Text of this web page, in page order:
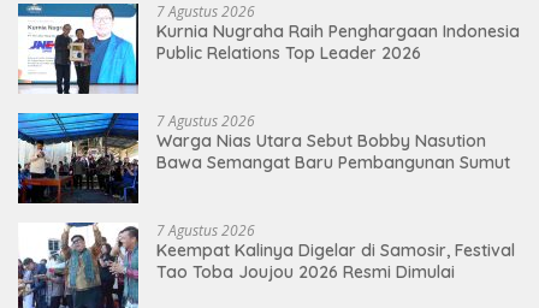
7 Agustus 2026
Kurnia Nugraha Raih Penghargaan Indonesia
Public Relations Top Leader 2026
7 Agustus 2026
Warga Nias Utara Sebut Bobby Nasution
Bawa Semangat Baru Pembangunan Sumut
7 Agustus 2026
Keempat Kalinya Digelar di Samosir, Festival
Tao Toba Joujou 2026 Resmi Dimulai